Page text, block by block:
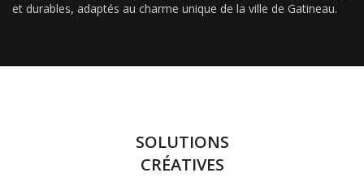
et durables, adaptés au charme unique de la ville de Gatineau.
SOLUTIONS
CRÉATIVES